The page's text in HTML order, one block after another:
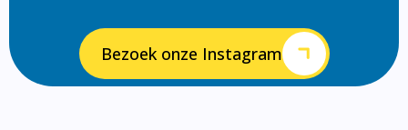
Bezoek onze Instagram